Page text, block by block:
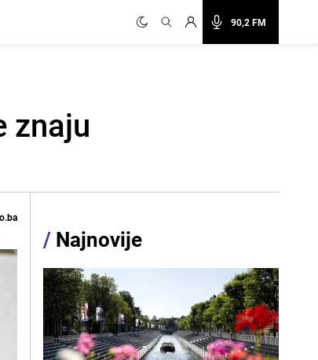
90,2 FM
znaju
/ Najnovije